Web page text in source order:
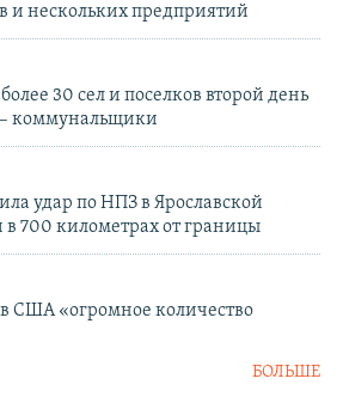
и нескольких предприятий
30 сел и поселков второй день
– коммунальщики
удар по НПЗ в Ярославской
в 700 километрах от границы
США «огромное количество
БОЛЬШЕ